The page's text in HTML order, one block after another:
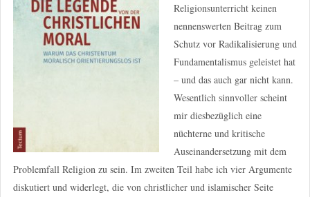
Religionsunterricht keinen
nennenswerten Beitrag zum
Schutz vor Radikalisierung und
Fundamentalismus geleistet hat
– und das auch gar nicht kann.
Wesentlich sinnvoller scheint
mir diesbezüglich eine
nüchterne und kritische
Auseinandersetzung mit dem
Problemfall Religion zu sein. Im zweiten Teil habe ich vier Argumente
diskutiert und widerlegt, die von christlicher und islamischer Seite